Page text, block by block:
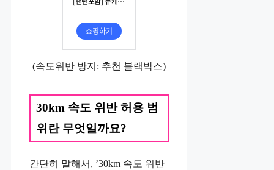
(속도위반 방지: 추천 블랙박스)
30km 속도 위반 허용 범
위란 무엇일까요?
간단히 말해서, ’30km 속도 위반